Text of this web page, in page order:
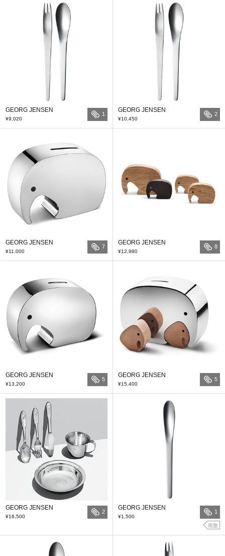
GEORG JENSEN
¥9,020
1
GEORG JENSEN
¥10,450
2
GEORG JENSEN
¥11,000
7
GEORG JENSEN
¥12,980
8
GEORG JENSEN
¥13,200
5
GEORG JENSEN
¥15,400
5
GEORG JENSEN
¥16,500
2
GEORG JENSEN
¥1,500
1
廃盤